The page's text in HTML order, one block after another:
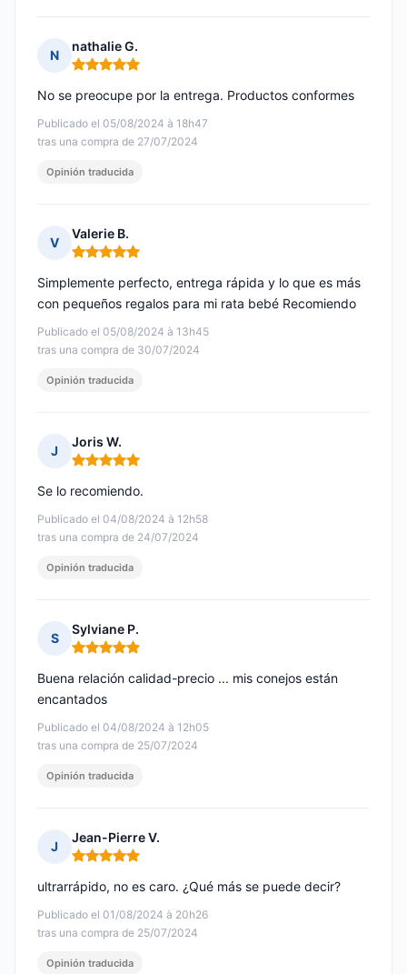
N
nathalie G.
Nota: 5 de 5
Publicado el 05/08/2024 à 18h47
tras una compra de 27/07/2024
No se preocupe por la entrega. Productos conformes
Opinión traducida
V
Valerie B.
Nota: 5 de 5
Publicado el 05/08/2024 à 13h45
tras una compra de 30/07/2024
Simplemente perfecto, entrega rápida y lo que es más
con pequeños regalos para mi rata bebé Recomiendo
Opinión traducida
J
Joris W.
Nota: 5 de 5
Publicado el 04/08/2024 à 12h58
tras una compra de 24/07/2024
Se lo recomiendo.
Opinión traducida
S
Sylviane P.
Nota: 5 de 5
Publicado el 04/08/2024 à 12h05
tras una compra de 25/07/2024
Buena relación calidad-precio ... mis conejos están
encantados
Opinión traducida
J
Jean-Pierre V.
Nota: 5 de 5
Publicado el 01/08/2024 à 20h26
tras una compra de 25/07/2024
ultrarrápido, no es caro. ¿Qué más se puede decir?
Opinión traducida